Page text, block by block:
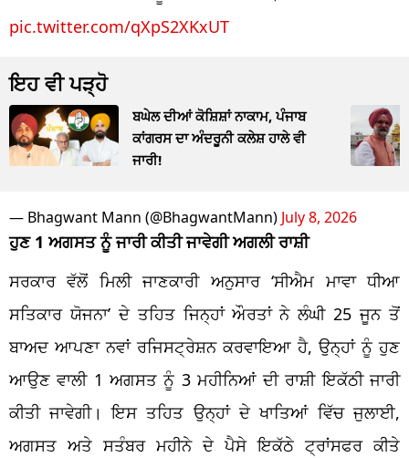
pic.twitter.com/qXpS2XKxUT
ਇਹ ਵੀ ਪੜ੍ਹੋ
ਬਘੇਲ ਦੀਆਂ ਕੋਸ਼ਿਸ਼ਾਂ ਨਾਕਾਮ, ਪੰਜਾਬ
ਕਾਂਗਰਸ ਦਾ ਅੰਦਰੂਨੀ ਕਲੇਸ਼ ਹਾਲੇ ਵੀ
ਜਾਰੀ!
— Bhagwant Mann (@BhagwantMann) July 8, 2026
ਹੁਣ 1 ਅਗਸਤ ਨੂੰ ਜਾਰੀ ਕੀਤੀ ਜਾਵੇਗੀ ਅਗਲੀ ਰਾਸ਼ੀ
ਸਰਕਾਰ ਵੱਲੋਂ ਮਿਲੀ ਜਾਣਕਾਰੀ ਅਨੁਸਾਰ ‘ਸੀਐਮ ਮਾਵਾ ਧੀਆ
ਸਤਿਕਾਰ ਯੋਜਨਾ’ ਦੇ ਤਹਿਤ ਜਿਨ੍ਹਾਂ ਔਰਤਾਂ ਨੇ ਲੰਘੀ 25 ਜੂਨ ਤੋਂ
ਬਾਅਦ ਆਪਣਾ ਨਵਾਂ ਰਜਿਸਟ੍ਰੇਸ਼ਨ ਕਰਵਾਇਆ ਹੈ, ਉਨ੍ਹਾਂ ਨੂੰ ਹੁਣ
ਆਉਣ ਵਾਲੀ 1 ਅਗਸਤ ਨੂੰ 3 ਮਹੀਨਿਆਂ ਦੀ ਰਾਸ਼ੀ ਇਕੱਠੀ ਜਾਰੀ
ਕੀਤੀ ਜਾਵੇਗੀ। ਇਸ ਤਹਿਤ ਉਨ੍ਹਾਂ ਦੇ ਖਾਤਿਆਂ ਵਿੱਚ ਜੁਲਾਈ,
ਅਗਸਤ ਅਤੇ ਸਤੰਬਰ ਮਹੀਨੇ ਦੇ ਪੈਸੇ ਇਕੱਠੇ ਟ੍ਰਾਂਸਫਰ ਕੀਤੇ